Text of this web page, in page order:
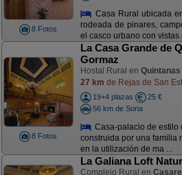
8 Fotos
Casa Rural ubicada
rodeada de pinares,
el casco urbano con vistas
8 Fotos
La Casa Grande de
Gormaz
Hostal Rural en
27 km de Rejas de San
19+4 plazas
25 €
56 km de Soria
Casa-palacio de estilo
construida por una familia
en la utilización de ma ...
La Galiana Loft
Complejo Rural en